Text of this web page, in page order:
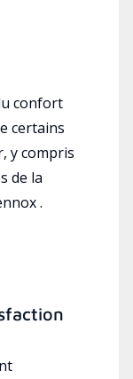
confort
certains
y compris
de la
.